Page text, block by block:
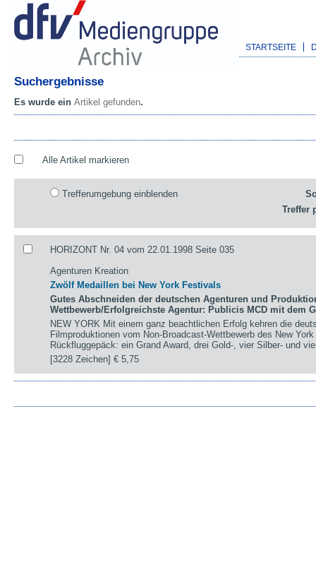
STARTSEITE
Suchergebnisse
Es wurde ein Artikel gefunden.
Alle Artikel markieren
Trefferumgebung einblenden
Treffer
HORIZONT Nr. 04 vom 22.01.1998 Seite 035
Agenturen Kreation
Zwölf Medaillen bei New York Festivals
Gutes Abschneiden der deutschen Agenturen und
Wettbewerb/Erfolgreichste Agentur: Publicis MCD mit dem
NEW YORK Mit einem ganz beachtlichen Erfolg kehren die
Filmproduktionen vom Non-Broadcast-Wettbewerb des New
Rückfluggepäck: ein Grand Award, drei Gold-, vier Silber- und
[3228 Zeichen]€ 5,75